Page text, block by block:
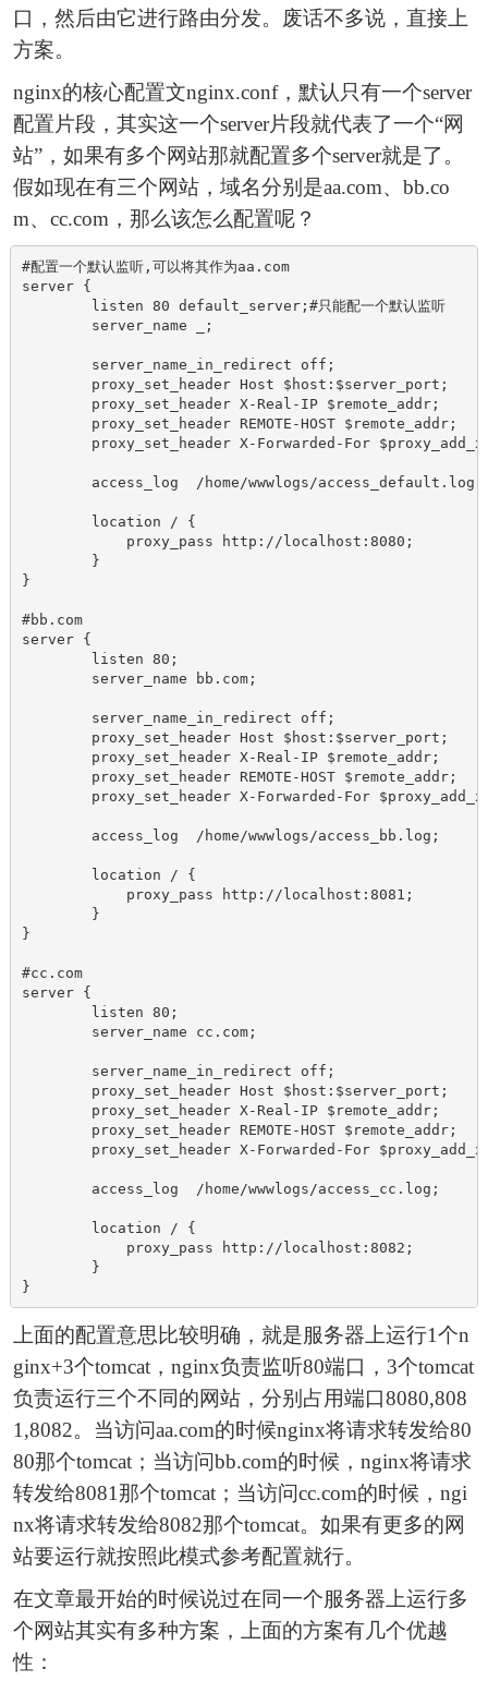
口，然后由它进行路由分发。废话不多说，直接上
方案。
nginx的核心配置文nginx.conf，默认只有一个server
配置片段，其实这一个server片段就代表了一个“网
站”，如果有多个网站那就配置多个server就是了。
假如现在有三个网站，域名分别是aa.com、bb.co
m、cc.com，那么该怎么配置呢？
#配置一个默认监听,可以将其作为aa.com
server {
proxy_set_header Host $host:$server_port;
proxy_set_header X-Real-IP $remote_addr;
proxy_set_header REMOTE-HOST $remote_addr;
proxy_set_header X-Forwarded-For
}
}
#bb.com
server {
proxy_set_header Host $host:$server_port;
proxy_set_header X-Real-IP $remote_addr;
proxy_set_header REMOTE-HOST $remote_addr;
proxy_set_header X-Forwarded-For
}
}
#cc.com
server {
proxy_set_header Host $host:$server_port;
proxy_set_header X-Real-IP $remote_addr;
proxy_set_header REMOTE-HOST $remote_addr;
proxy_set_header X-Forwarded-For
}
}
上面的配置意思比较明确，就是服务器上运行1个n
ginx+3个tomcat，nginx负责监听80端口，3个tomcat
负责运行三个不同的网站，分别占用端口8080,808
1,8082。当访问aa.com的时候nginx将请求转发给80
80那个tomcat；当访问bb.com的时候，nginx将请求
转发给8081那个tomcat；当访问cc.com的时候，ngi
nx将请求转发给8082那个tomcat。如果有更多的网
站要运行就按照此模式参考配置就行。
在文章最开始的时候说过在同一个服务器上运行多
个网站其实有多种方案，上面的方案有几个优越
性：